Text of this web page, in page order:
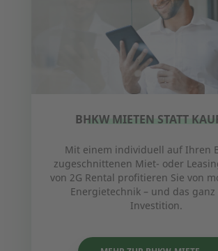
BHKW MIETEN STATT
Mit einem individuell auf Ihren
zugeschnittenen Miet- oder
von 2G Rental profitieren Sie von
Energietechnik – und das ganz
Investition.